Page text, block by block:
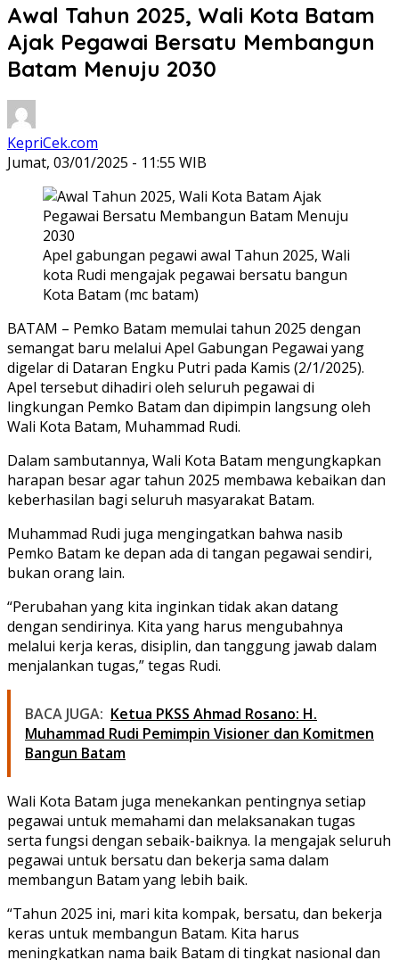
Awal Tahun 2025, Wali Kota Batam
Ajak Pegawai Bersatu Membangun
Batam Menuju 2030
KepriCek.com
Jumat, 03/01/2025 - 11:55 WIB
Apel gabungan pegawi awal Tahun 2025, Wali
kota Rudi mengajak pegawai bersatu bangun
Kota Batam (mc batam)
BATAM – Pemko Batam memulai tahun 2025 dengan
semangat baru melalui Apel Gabungan Pegawai yang
digelar di Dataran Engku Putri pada Kamis (2/1/2025).
Apel tersebut dihadiri oleh seluruh pegawai di
lingkungan Pemko Batam dan dipimpin langsung oleh
Wali Kota Batam, Muhammad Rudi.
Dalam sambutannya, Wali Kota Batam mengungkapkan
harapan besar agar tahun 2025 membawa kebaikan dan
keberhasilan bagi seluruh masyarakat Batam.
Muhammad Rudi juga mengingatkan bahwa nasib
Pemko Batam ke depan ada di tangan pegawai sendiri,
bukan orang lain.
“Perubahan yang kita inginkan tidak akan datang
dengan sendirinya. Kita yang harus mengubahnya
melalui kerja keras, disiplin, dan tanggung jawab dalam
menjalankan tugas,” tegas Rudi.
BACA JUGA: Ketua PKSS Ahmad Rosano: H.
Muhammad Rudi Pemimpin Visioner dan Komitmen
Bangun Batam
Wali Kota Batam juga menekankan pentingnya setiap
pegawai untuk memahami dan melaksanakan tugas
serta fungsi dengan sebaik-baiknya. Ia mengajak seluruh
pegawai untuk bersatu dan bekerja sama dalam
membangun Batam yang lebih baik.
“Tahun 2025 ini, mari kita kompak, bersatu, dan bekerja
keras untuk membangun Batam. Kita harus
meningkatkan nama baik Batam di tingkat nasional dan